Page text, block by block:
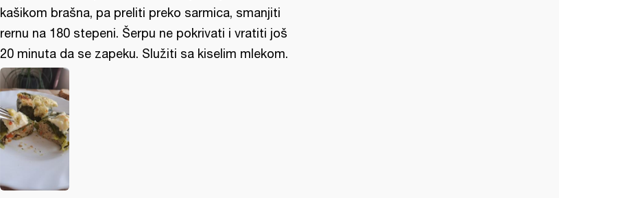
kašikom brašna, pa preliti preko sarmica, smanjiti
rernu na 180 stepeni. Šerpu ne pokrivati i vratiti još
20 minuta da se zapeku. Služiti sa kiselim mlekom.